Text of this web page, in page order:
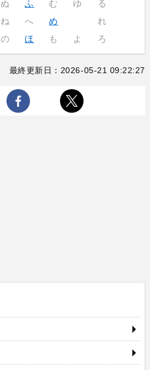
ぬ ふ む ゆ
る
ね へ め
れ
の ほ も よ ろ
最終更新日：2026-05-21 09:22:27